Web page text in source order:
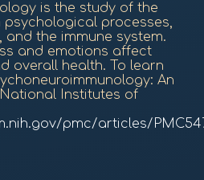
is the study of the
psychological processes,
and the immune system.
and emotions affect
overall health. To learn
An
Institutes of
pmc/articles/